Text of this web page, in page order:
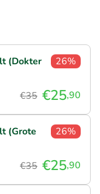
(Dokter
26%
€35 €25,90
(Grote
26%
€35 €25,90